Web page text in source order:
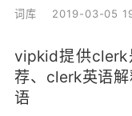
词库 2019-03-05
vipkid提供clerk
荐、clerk英语
语